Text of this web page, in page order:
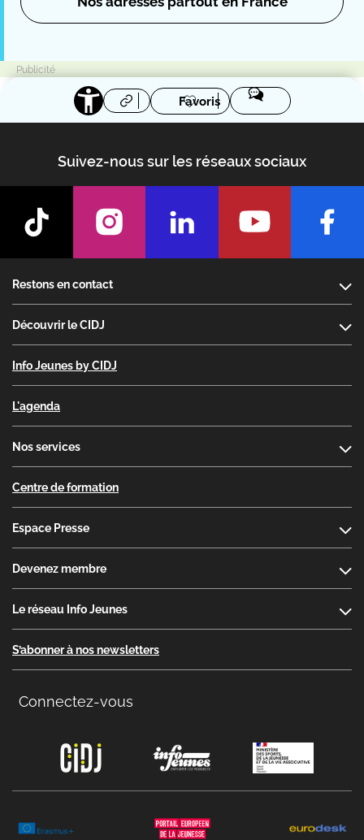
Favoris
Suivez-nous sur les réseaux sociaux
Restons en contact
Découvrir le CIDJ
Info Jeunes by CIDJ
L'agenda
Nos services
Centre de formation
Espace Presse
Devenez membre
Le réseau Info Jeunes
S’abonner à nos newsletters
Connectez-vous